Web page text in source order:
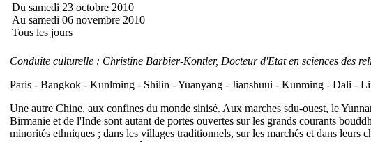
Du samedi 23 octobre 2010
Au samedi 06 novembre 2010
Tous les jours
Conduite culturelle : Christine Barbier-Kontler, Docteur d'Etat en sciences des
Paris - Bangkok - Kunlming - Shilin - Yuanyang - Jianshuui - Kunming - Dali -
Une autre Chine, aux confines du monde sinisé. Aux marches sdu-ouest, le
Birmanie et de l'Inde sont autant de portes ouvertes sur les grands courants
minorités ethniques ; dans les villages traditionnels, sur les marchés et dans